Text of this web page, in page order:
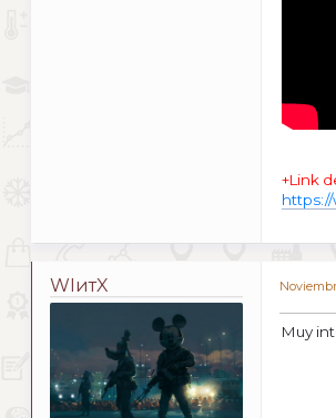
+Link
https://
WIитX
Muy